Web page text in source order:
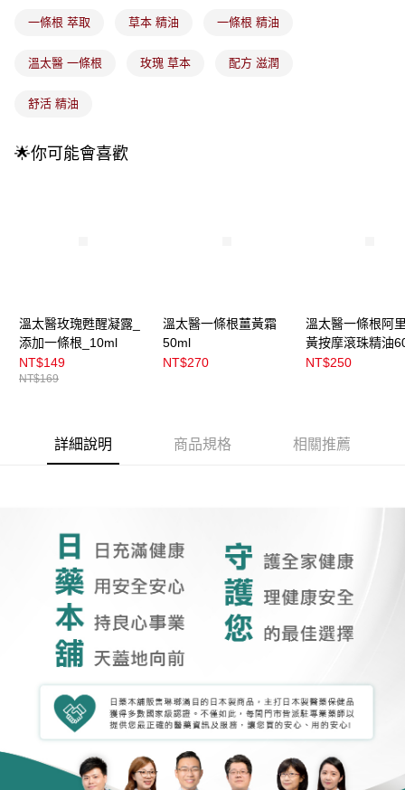
消。如遇「轉專審核」未通過狀況，表示未達大哥付你分期系統評分，恕無
1.分期款項不併入電信帳單，「大哥付你分期」於每月結算日後寄送繳費提
2.透過簡訊連結打開帳單後，可選擇「超商條碼／台灣大直營門市／銀行轉
【注意事項】
1.本服務係由「台灣大哥大股份有限公司」（以下簡稱本公司）所提供，讓
每筆NT$100，滿NT$899(含以上)免運費
7-11取貨付款
付款後7-11取貨
一條根 萃取 草本 精油 一條根 精油
溫太醫 一條根 玫瑰 草本 配方 滋潤
舒活 精油
🌟你可能會喜歡
溫太醫玫瑰甦醒凝露_
添加一條根_10ml
NT$149
NT$169
溫太醫一條根薑黃霜
50ml
NT$270
溫太醫一條根阿
黃按摩滾珠精油
NT$250
詳細說明 商品規格 相關推薦